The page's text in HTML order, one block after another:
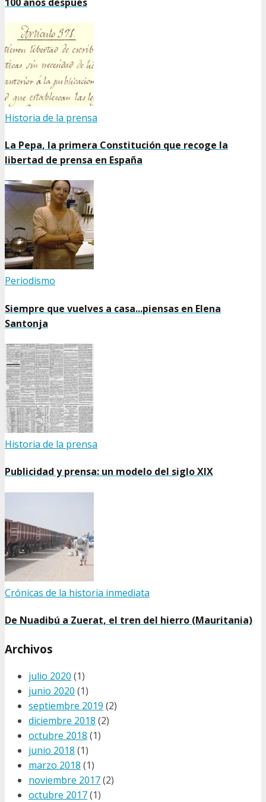
Historia de la prensa
La Pepa, la primera Constitución que recoge la
libertad de prensa en España
Periodismo
Siempre que vuelves a casa...piensas en Elena
Santonja
Historia de la prensa
Publicidad y prensa: un modelo del siglo XIX
Crónicas de la historia inmediata
De Nuadibú a Zuerat, el tren del hierro (Mauritania)
Archivos
julio 2020 (1)
junio 2020 (1)
septiembre 2019 (2)
diciembre 2018 (2)
octubre 2018 (1)
junio 2018 (1)
marzo 2018 (1)
noviembre 2017(2)
octubre 2017(1)